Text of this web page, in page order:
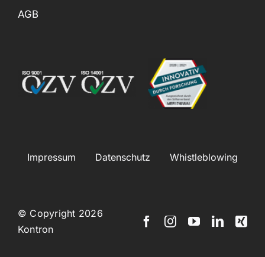
AGB
© Copyright 2026
Kontron
Impressum Datenschutz Whistleblowing